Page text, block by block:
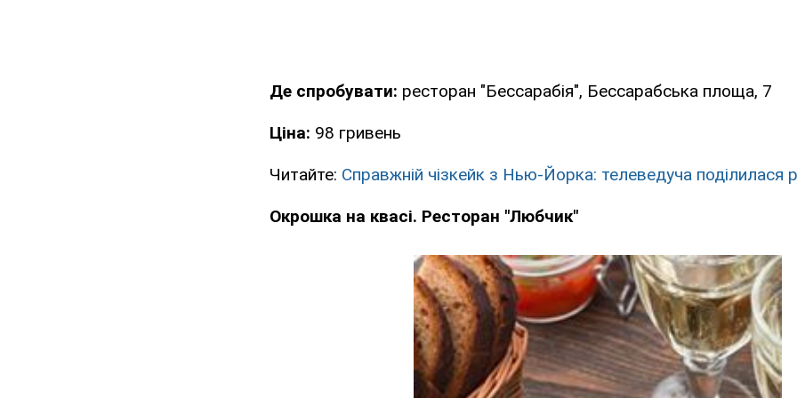
Де спробувати: ресторан "Бессарабія", Бессарабська площа, 7
Ціна: 98 гривень
Читайте: Справжній чізкейк з Нью-Йорка: телеведуча поділилася
Окрошка на квасі. Ресторан "Любчик"